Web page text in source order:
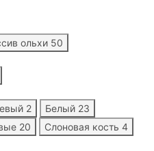
ольхи 50
2 Белый 23
20 Слоновая кость 4